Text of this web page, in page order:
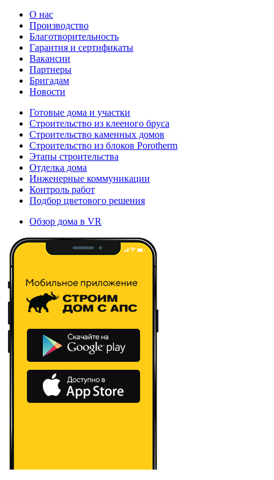
О нас
Производство
Благотворительность
Гарантия и сертификаты
Вакансии
Партнеры
Бригадам
Новости
Готовые дома и участки
Строительство из клееного бруса
Строительство каменных домов
Строительство из блоков Porotherm
Этапы строительства
Отделка дома
Инженерные коммуникации
Контроль работ
Подбор цветового решения
Обзор дома в VR